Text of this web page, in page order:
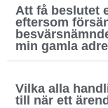
Att få beslutet
eftersom
min gamla
Vilka alla
till när ett